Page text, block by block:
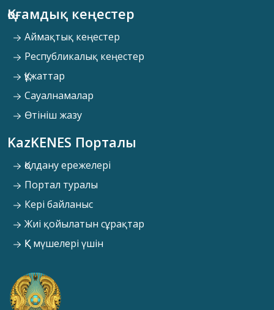
Қоғамдық кеңестер
Аймақтық кеңестер
Республикалық кеңестер
Құжаттар
Сауалнамалар
Өтініш жазу
KazKENES Порталы
Қолдану ережелері
Портал туралы
Кері байланыс
Жиі қойылатын сұрақтар
ҚК мүшелері үшін